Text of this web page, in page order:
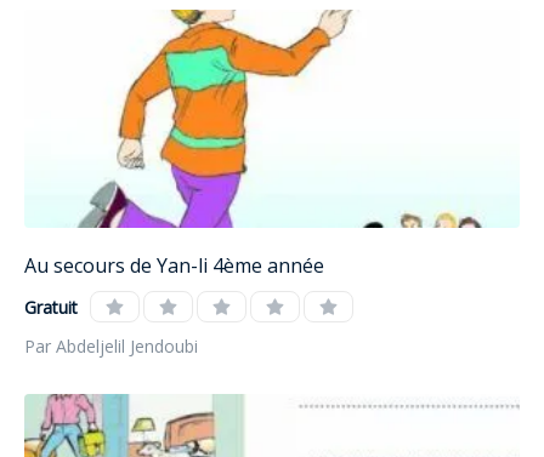
Au secours de Yan-li 4ème année
Gratuit
Par Abdeljelil Jendoubi